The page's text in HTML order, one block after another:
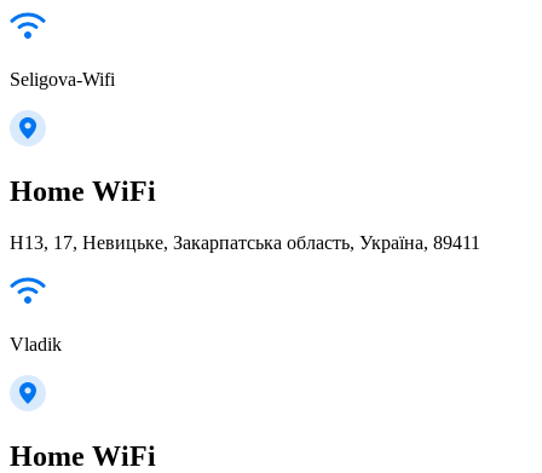
Seligova-Wifi
Home WiFi
Н13, 17, Невицьке, Закарпатська область, Україна, 89411
Vladik
Home WiFi